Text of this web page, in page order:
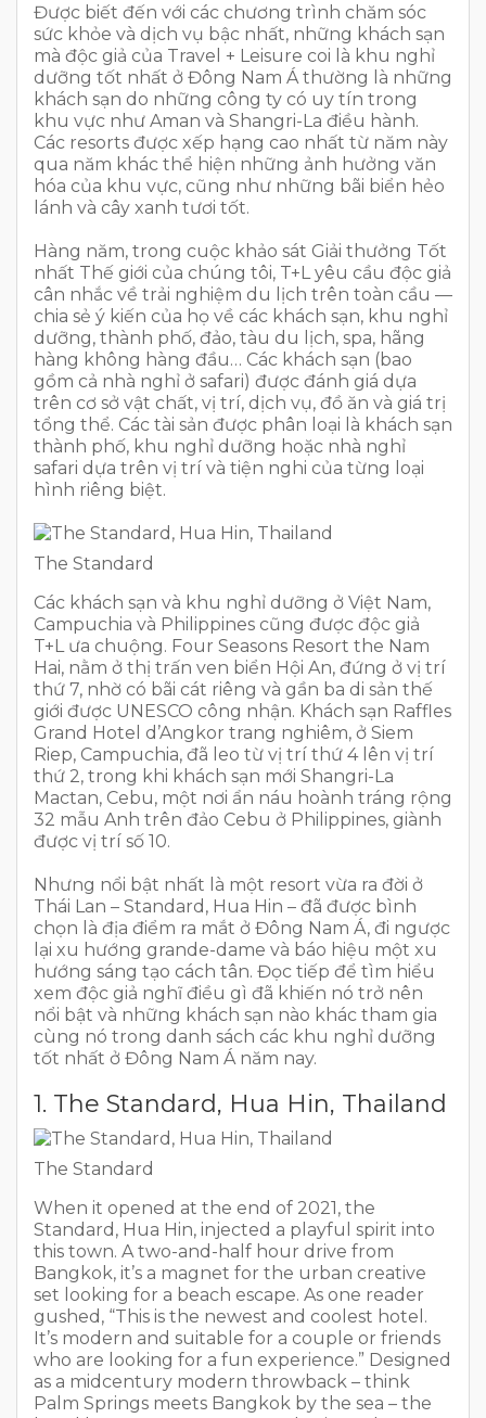
Được biết đến với các chương trình chăm sóc
sức khỏe và dịch vụ bậc nhất, những khách sạn
mà độc giả của Travel + Leisure coi là khu nghỉ
dưỡng tốt nhất ở Đông Nam Á thường là những
khách sạn do những công ty có uy tín trong
khu vực như Aman và Shangri-La điều hành.
Các resorts được xếp hạng cao nhất từ năm này
qua năm khác thể hiện những ảnh hưởng văn
hóa của khu vực, cũng như những bãi biển hẻo
lánh và cây xanh tươi tốt.
Hàng năm, trong cuộc khảo sát Giải thưởng Tốt
nhất Thế giới của chúng tôi, T+L yêu cầu độc giả
cân nhắc về trải nghiệm du lịch trên toàn cầu —
chia sẻ ý kiến của họ về các khách sạn, khu nghỉ
dưỡng, thành phố, đảo, tàu du lịch, spa, hãng
hàng không hàng đầu… Các khách sạn (bao
gồm cả nhà nghỉ ở safari) được đánh giá dựa
trên cơ sở vật chất, vị trí, dịch vụ, đồ ăn và giá trị
tổng thể. Các tài sản được phân loại là khách sạn
thành phố, khu nghỉ dưỡng hoặc nhà nghỉ
safari dựa trên vị trí và tiện nghi của từng loại
hình riêng biệt.
The Standard
Các khách sạn và khu nghỉ dưỡng ở Việt Nam,
Campuchia và Philippines cũng được độc giả
T+L ưa chuộng. Four Seasons Resort the Nam
Hai, nằm ở thị trấn ven biển Hội An, đứng ở vị trí
thứ 7, nhờ có bãi cát riêng và gần ba di sản thế
giới được UNESCO công nhận. Khách sạn Raffles
Grand Hotel d’Angkor trang nghiêm, ở Siem
Riep, Campuchia, đã leo từ vị trí thứ 4 lên vị trí
thứ 2, trong khi khách sạn mới Shangri-La
Mactan, Cebu, một nơi ẩn náu hoành tráng rộng
32 mẫu Anh trên đảo Cebu ở Philippines, giành
được vị trí số 10.
Nhưng nổi bật nhất là một resort vừa ra đời ở
Thái Lan – Standard, Hua Hin – đã được bình
chọn là địa điểm ra mắt ở Đông Nam Á, đi ngược
lại xu hướng grande-dame và báo hiệu một xu
hướng sáng tạo cách tân. Đọc tiếp để tìm hiểu
xem độc giả nghĩ điều gì đã khiến nó trở nên
nổi bật và những khách sạn nào khác tham gia
cùng nó trong danh sách các khu nghỉ dưỡng
tốt nhất ở Đông Nam Á năm nay.
1. The Standard, Hua Hin, Thailand
The Standard
When it opened at the end of 2021, the
Standard, Hua Hin, injected a playful spirit into
this town. A two-and-half hour drive from
Bangkok, it’s a magnet for the urban creative
set looking for a beach escape. As one reader
gushed, “This is the newest and coolest hotel.
It’s modern and suitable for a couple or friends
who are looking for a fun experience.” Designed
as a midcentury modern throwback – think
Palm Springs meets Bangkok by the sea – the